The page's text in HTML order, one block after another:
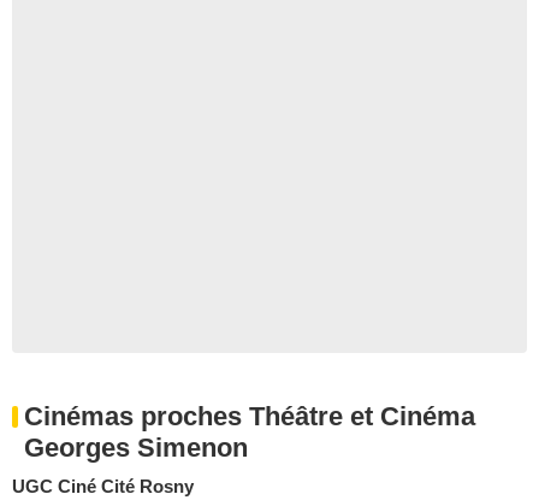
Cinémas proches Théâtre et Cinéma
Georges Simenon
UGC Ciné Cité Rosny